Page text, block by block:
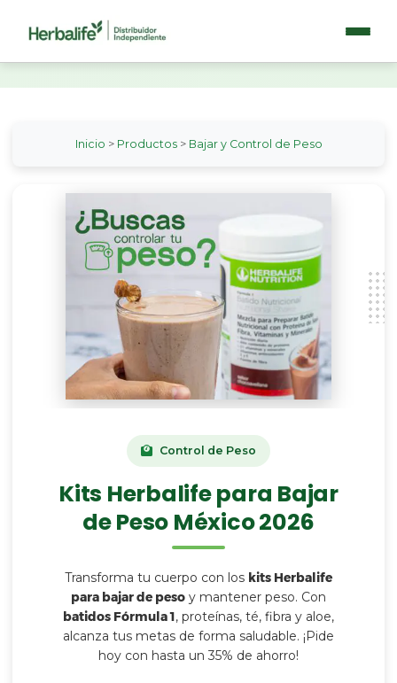
Inicio > Productos> Bajar y Control de Peso
Control de Peso
Kits Herbalife para Bajar
de Peso México 2026
Transforma tu cuerpo con los kits Herbalife
para bajar de peso y mantener peso. Con
batidos Fórmula 1, proteínas, té, fibra y aloe,
alcanza tus metas de forma saludable. ¡Pide
hoy con hasta un 35% de ahorro!